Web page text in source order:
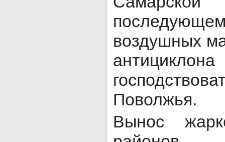
воздушных
Поволжья.
Вынос